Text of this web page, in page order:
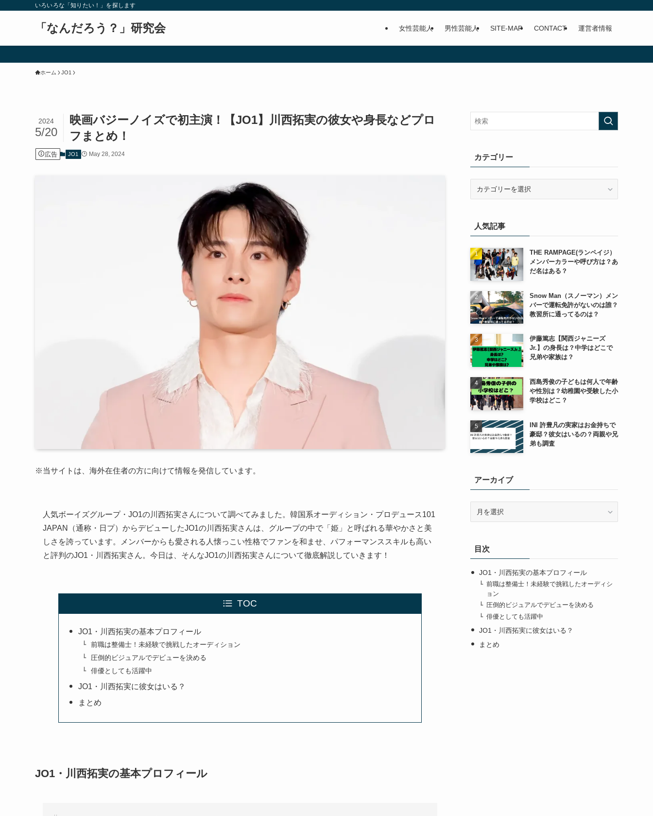
いろいろな「知りたい！」を探します
「なんだろう？」研究会 女性芸能人 男性芸能人 SITE-MAP CONTACT 運営者情報
ホーム JO1
映画バジーノイズで初主演！【JO1】川西拓実の彼女や身長などプロ
フまとめ！
2024
5/20
広告 JO1 May 28, 2024
※当サイトは、海外在住者の方に向けて情報を発信しています。
人気ボーイズグループ・JO1の川西拓実さんについて調べてみました。韓国系オーディション・プロデュース101
JAPAN（通称・日プ）からデビューしたJO1の川西拓実さんは、グループの中で「姫」と呼ばれる華やかさと美
しさを誇っています。メンバーからも愛される人懐っこい性格でファンを和ませ、パフォーマンススキルも高い
と評判のJO1・川西拓実さん。今日は、そんなJO1の川西拓実さんについて徹底解説していきます！
TOC
JO1・川西拓実の基本プロフィール
前職は整備士！未経験で挑戦したオーディション
圧倒的ビジュアルでデビューを決める
俳優としても活躍中
JO1・川西拓実に彼女はいる？
まとめ
JO1・川西拓実の基本プロフィール
カテゴリー
ー人気記事
THE RAMPAGE(ランペイジ）
メンバーカラーや呼び方は？あ
だ名はある？
Snow Man（スノーマン）メン
バーで運転免許がないのは誰？
教習所に通ってるのは？
伊藤篤志【関西ジャニーズ
Jr.】の身長は？中学はどこで
兄弟や家族は？
西島秀俊の子どもは何人で年齢
や性別は？幼稚園や受験した小
学校はどこ？
INI 許豊凡の実家はお金持ちで
豪邸？彼女はいるの？両親や兄
弟も調査
アーカイブ
ブ目次
JO1・川西拓実の基本プロフィール
前職は整備士！未経験で挑戦したオーディシ
ョン
圧倒的ビジュアルでデビューを決める
俳優としても活躍中
JO1・川西拓実に彼女はいる？
まとめ